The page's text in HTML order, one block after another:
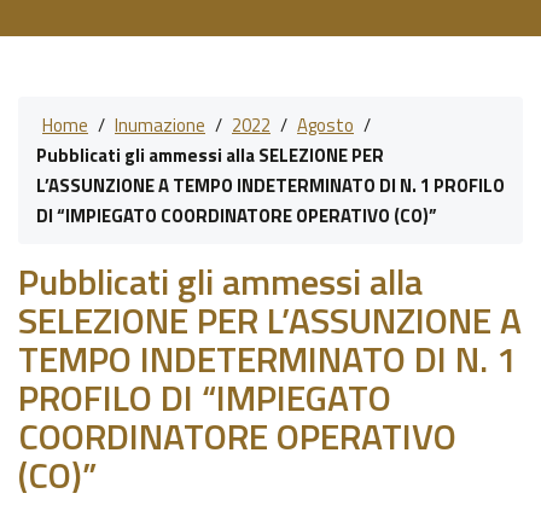
Home / Inumazione / 2022 / Agosto /
Pubblicati gli ammessi alla SELEZIONE PER
L’ASSUNZIONE A TEMPO INDETERMINATO DI N. 1 PROFILO
DI “IMPIEGATO COORDINATORE OPERATIVO (CO)”
Pubblicati gli ammessi alla
SELEZIONE PER L’ASSUNZIONE A
TEMPO INDETERMINATO DI N. 1
PROFILO DI “IMPIEGATO
COORDINATORE OPERATIVO
(CO)”